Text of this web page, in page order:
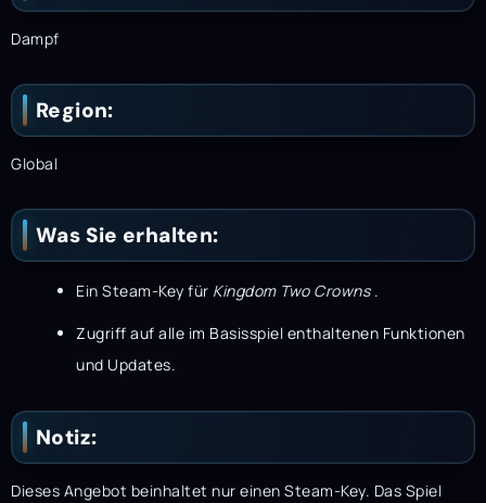
Dampf
Region:
Global
Was Sie erhalten:
Ein Steam-Key für Kingdom Two Crowns.
Zugriff auf alle im Basisspiel enthaltenen Funktionen
und Updates.
Notiz:
Dieses Angebot beinhaltet nur einen Steam-Key. Das Spiel